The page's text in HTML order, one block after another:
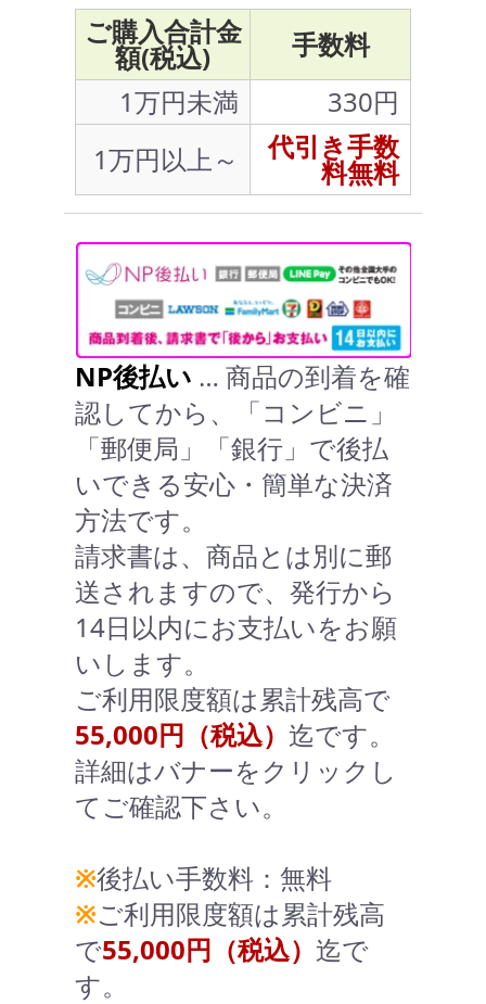
ご購入合計金
額(税込)
手数料
1万円未満
330円
1万円以上～
代引き手数
料無料
NP後払い … 商品の到着を確
認してから、「コンビニ」
「郵便局」「銀行」で後払
いできる安心・簡単な決済
方法です。
請求書は、商品とは別に郵
送されますので、発行から
14日以内にお支払いをお願
いします。
ご利用限度額は累計残高で
55,000円（税込） 迄です。
詳細はバナーをクリックし
てご確認下さい。
※後払い手数料：無料
※ご利用限度額は累計残高
で55,000円（税込） 迄で
す。